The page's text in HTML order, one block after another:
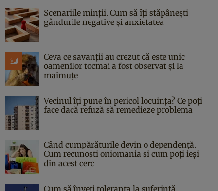
Scenariile minții. Cum să îți stăpânești
gândurile negative și anxietatea
Ceva ce savanții au crezut că este unic
oamenilor tocmai a fost observat și la
maimuțe
Vecinul îți pune în pericol locuința? Ce poți
face dacă refuză să remedieze problema
Când cumpărăturile devin o dependență.
Cum recunoști oniomania și cum poți ieși
din acest cerc
Cum să înveți toleranța la suferință.